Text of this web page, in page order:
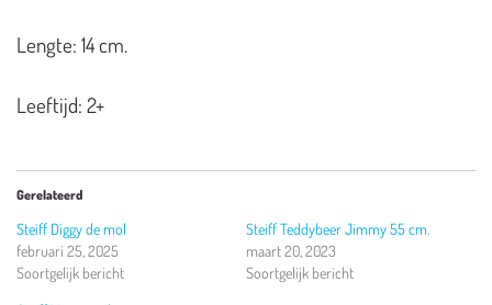
Lengte: 14 cm.
Leeftijd: 2+
Gerelateerd
Steiff Diggy de mol
februari 25, 2025
Soortgelijk bericht
Steiff Teddybeer Jimmy 55 cm.
maart 20, 2023
Soortgelijk bericht